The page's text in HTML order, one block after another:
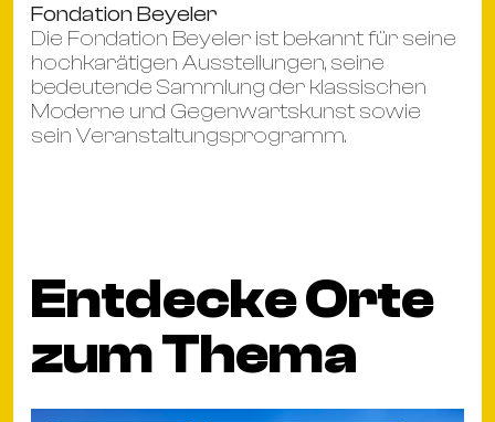
Fondation Beyeler
Die Fondation Beyeler ist bekannt für seine
hochkarätigen Ausstellungen, seine
bedeutende Sammlung der klassischen
Moderne und Gegenwartskunst sowie
sein Veranstaltungsprogramm.
Entdecke Orte
zum Thema